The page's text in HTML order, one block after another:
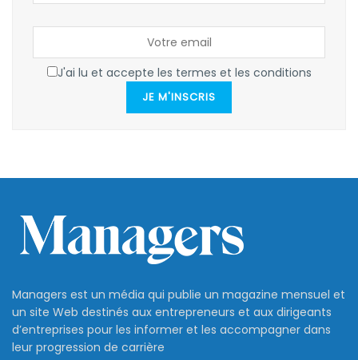
J'ai lu et accepte les termes et les conditions
JE M'INSCRIS
Managers est un média qui publie un magazine mensuel et
un site Web destinés aux entrepreneurs et aux dirigeants
d’entreprises pour les informer et les accompagner dans
leur progression de carrière